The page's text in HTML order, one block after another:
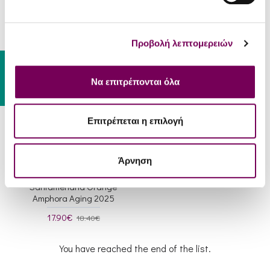
Προβολή λεπτομερειών
Να επιτρέπονται όλα
Επιτρέπεται η επιλογή
Άρνηση
18
Sant'Or Winery
Santameriana Orange
Amphora Aging 2025
17.90€ 18.40€
You have reached the end of the list.